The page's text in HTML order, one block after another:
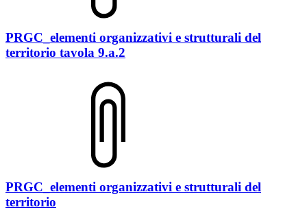
PRGC_elementi organizzativi e strutturali del
territorio tavola 9.a.2
PRGC_elementi organizzativi e strutturali del
territorio